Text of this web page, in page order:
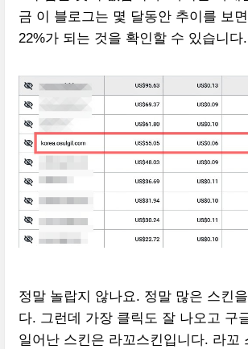
금 이 블로그는 몇 달동안 추이를 보
22%가 되는 것을 확인할 수 있습니다.
정말 놀랍지 않나요. 정말 많은 스킨
다. 그런데 가장 클릭도 잘 나오고 구
일어난 스킨은 라꼬스킨입니다. 라꼬